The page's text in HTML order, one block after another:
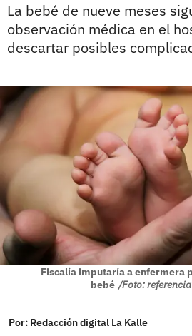
La bebé de nueve meses
observación médica en el
descartar posibles
Fiscalía imputaría a enfermera
bebé /Foto:
Por: Redacción digital La Kalle